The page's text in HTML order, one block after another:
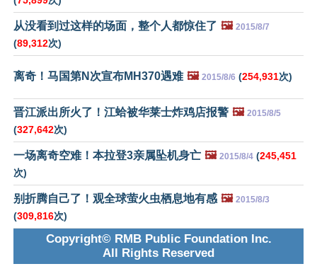
从没看到过这样的场面，整个人都惊住了 🖼️ 2015/8/7
(89,312次)
离奇！马国第N次宣布MH370遇难 🖼️ 2015/8/6 (254,931次)
晋江派出所火了！江蛤被华莱士炸鸡店报警 🖼️ 2015/8/5
(327,642次)
一场离奇空难！本拉登3亲属坠机身亡 🖼️ 2015/8/4 (245,451
次)
别折腾自己了！观全球萤火虫栖息地有感 🖼️ 2015/8/3
(309,816次)
Copyright© RMB Public Foundation Inc.
All Rights Reserved